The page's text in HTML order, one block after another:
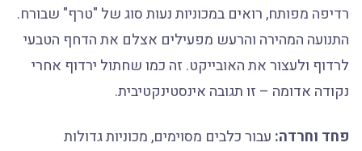
רדיפה מפותח, רואים במכוניות נעות סוג של "טרף" שבורח.
התנועה המהירה והרעש מפעילים אצלם את הדחף הטבעי
לרדוף ולעצור את האובייקט. זה כמו שחתול ירדוף אחרי
נקודה אדומה – זו תגובה אינסטינקטיבית.
פחד וחרדה:עבור כלבים מסוימים, מכוניות גדולות